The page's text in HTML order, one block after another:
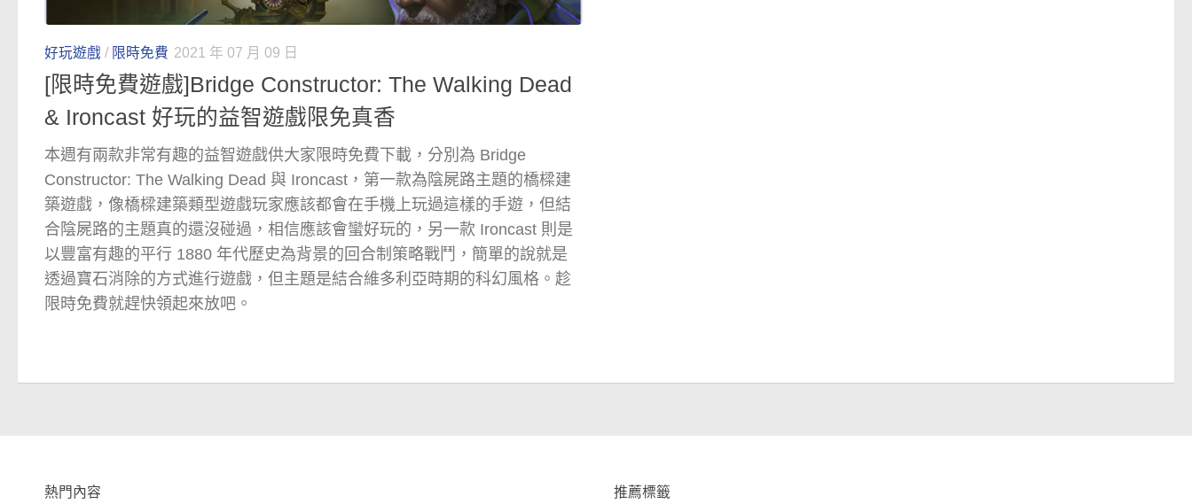
好玩遊戲 / 限時免費 2021 年 07 月 09 日
[限時免費遊戲]Bridge Constructor: The Walking Dead
& Ironcast 好玩的益智遊戲限免真香
本週有兩款非常有趣的益智遊戲供大家限時免費下載，分別為 Bridge
Constructor: The Walking Dead 與 Ironcast，第一款為陰屍路主題的橋樑建
築遊戲，像橋樑建築類型遊戲玩家應該都會在手機上玩過這樣的手遊，但結
合陰屍路的主題真的還沒碰過，相信應該會蠻好玩的，另一款 Ironcast 則是
以豐富有趣的平行 1880 年代歷史為背景的回合制策略戰鬥，簡單的說就是
透過寶石消除的方式進行遊戲，但主題是結合維多利亞時期的科幻風格。趁
限時免費就趕快領起來放吧。
熱門內容 推薦標籤